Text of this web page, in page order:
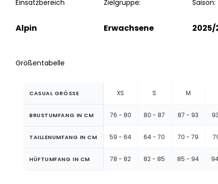
Einsatzbereich
Alpin
Zielgruppe:
Erwachsene
Saison:
2025/
Größentabelle
CASUAL GRÖSSE XS S M
BRUSTUMFANG IN CM 76 - 80 80 - 87 87 - 93
TAILLENUMFANG IN CM 59 - 64 64 - 70 70 - 79
HÜFTUMFANG IN CM 78 - 82 82 - 85 85 - 94